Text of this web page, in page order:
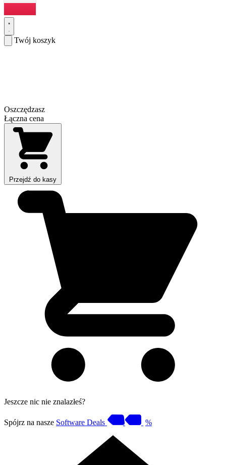
Twój koszyk
Oszczędzasz
Łączna cena
Przejdź do kasy
Jeszcze nic nie znalazłeś?
Spójrz na nasze Software Deals %